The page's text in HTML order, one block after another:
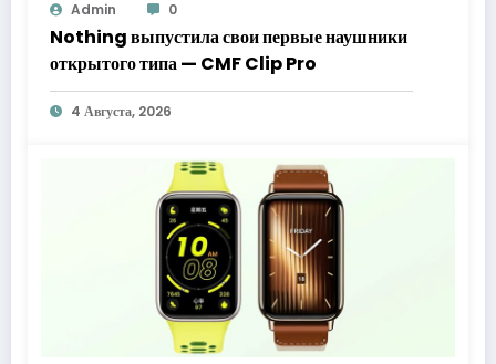
Admin 0
Nothing выпустила свои первые наушники
открытого типа — CMF Clip Pro
4 Августа, 2026